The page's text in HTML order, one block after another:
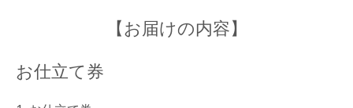
【お届けの内容】
お仕立て券